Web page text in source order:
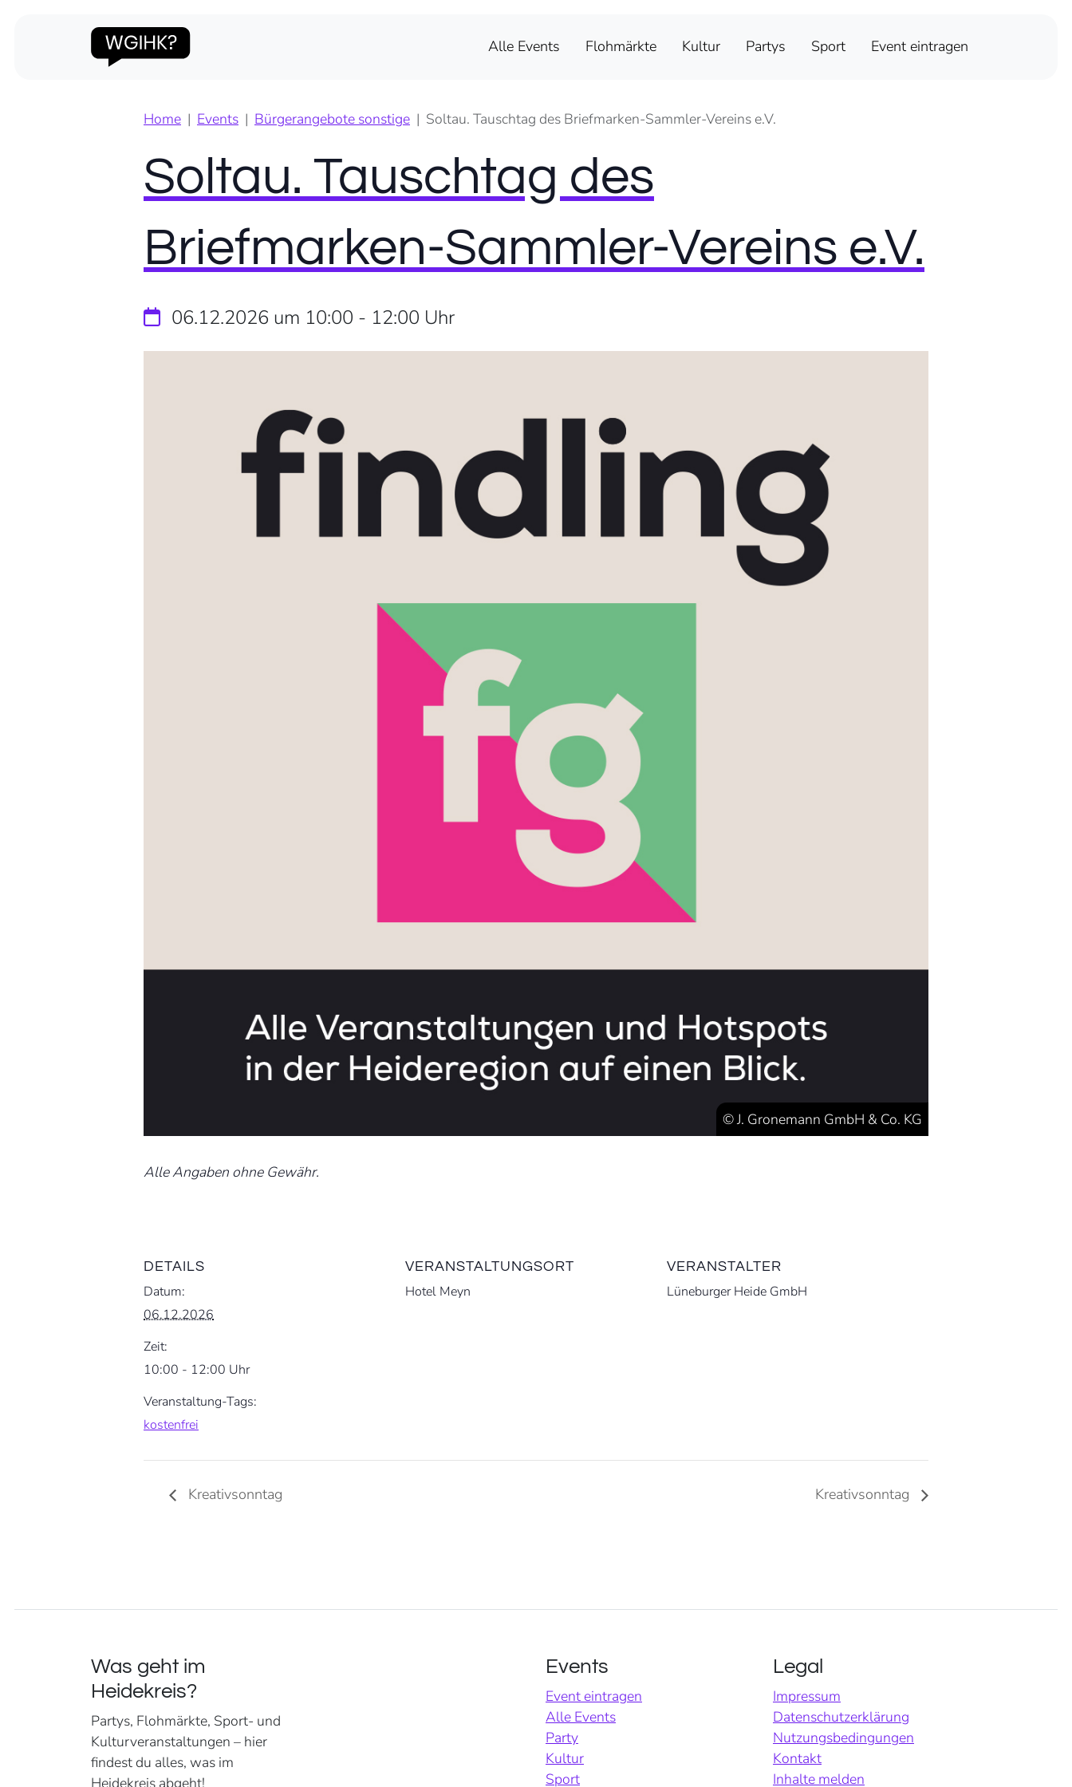
Alle Events Flohmärkte Kultur Partys Sport Event eintragen
Home Events Bürgerangebote sonstige Soltau. Tauschtag des Briefmarken-Sammler-Vereins e.V.
Soltau. Tauschtag des
Briefmarken-Sammler-Vereins e.V.
06.12.2026 um 10:00 - 12:00 Uhr
© J. Gronemann GmbH & Co. KG
Alle Angaben ohne Gewähr.
DETAILS
Datum:
06.12.2026
Zeit:
10:00 - 12:00 Uhr
Veranstaltung-Tags:
kostenfrei
VERANSTALTUNGSORT
Hotel Meyn
VERANSTALTER
Lüneburger Heide GmbH
Kreativsonntag Kreativsonntag
Was geht im
Heidekreis?
Partys, Flohmärkte, Sport- und
Kulturveranstaltungen – hier
findest du alles, was im
Heidekreis abgeht!
Events
Event eintragen
Alle Events
Party
Kultur
Sport
Legal
Impressum
Datenschutzerklärung
Nutzungsbedingungen
Kontakt
Inhalte melden